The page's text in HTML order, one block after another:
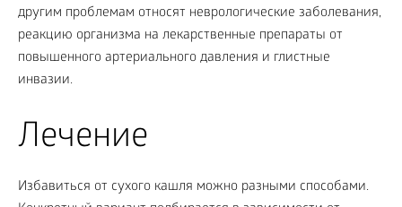
другим проблемам относят неврологические заболевания,
реакцию организма на лекарственные препараты от
повышенного артериального давления и глистные
инвазии.
Лечение
Избавиться от сухого кашля можно разными способами.